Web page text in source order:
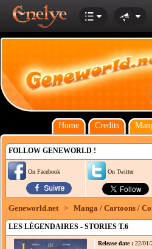
Home Credits
FOLLOW GENEWORLD !
On Facebook On Twitter
Geneworld.net > Manga / Cartoons /
LES LÉGENDAIRES - STORIES T.6
Release date : 22/01/